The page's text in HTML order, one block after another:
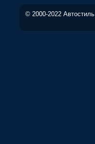
© 2000-2022 Автостиль